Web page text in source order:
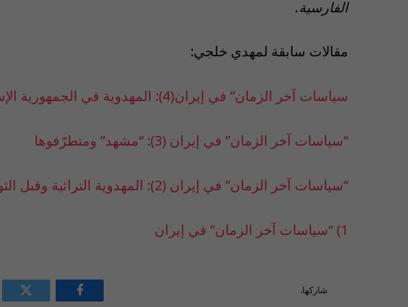
الفارسية.
مقالات سابقة لمهدي خلجي:
سياسات آخر الزمان” في إيران(4): المهدوية في الجمهورية الإسلامي
“سياسات آخر الزمان” في إيران (3): “مشهد” ومتطرّفوها
“سياسات آخر الزمان” في إيران (2): المهدوية التراثية وقبل الثورة الإسلامية
1) “سياسات آخر الزمان” في إيران
شاركها.
فيسبوك تويتر